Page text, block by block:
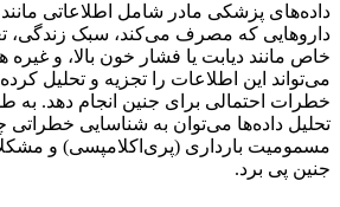
داده‌های پزشکی مادر شامل اطلاعاتی
داروهایی که مصرف می‌کند، سبک زندگی،
خاص مانند دیابت یا فشار خون بالا، و
می‌تواند این اطلاعات را تجزیه و تحلیل
خطرات احتمالی برای جنین انجام دهد. به
تحلیل داده‌ها می‌توان به شناسایی خطراتی
مسمومیت بارداری (پری‌اکلامپسی) و
جنین پی برد.